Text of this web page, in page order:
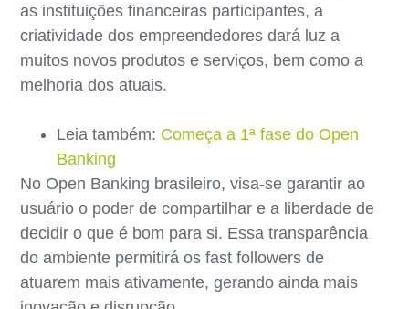
as instituições financeiras participantes, a
criatividade dos empreendedores dará luz a
muitos novos produtos e serviços, bem como a
melhoria dos atuais.
Leia também: Começa a 1ª fase do Open
Banking
No Open Banking brasileiro, visa-se garantir ao
usuário o poder de compartilhar e a liberdade de
decidir o que é bom para si. Essa transparência
do ambiente permitirá os fast followers de
atuarem mais ativamente, gerando ainda mais